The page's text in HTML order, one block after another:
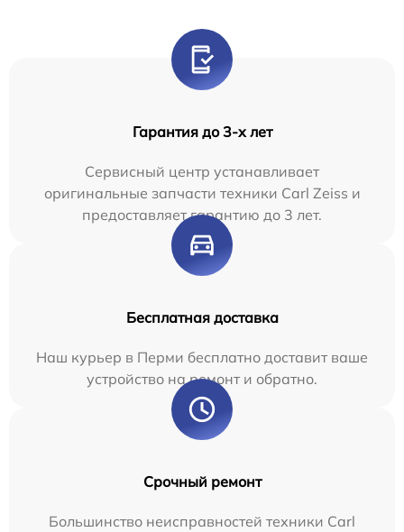
Гарантия до 3-х лет
Сервисный центр устанавливает
оригинальные запчасти техники Carl Zeiss и
предоставляет гарантию до 3 лет.
Бесплатная доставка
Наш курьер в Перми бесплатно доставит ваше
устройство на ремонт и обратно.
Срочный ремонт
Большинство неисправностей техники Carl